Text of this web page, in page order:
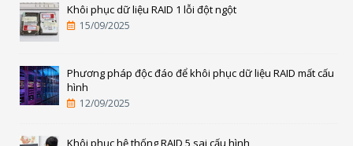
Khôi phục dữ liệu RAID 1 lỗi đột ngột
15/09/2025
Phương pháp độc đáo để khôi phục dữ liệu RAID mất cấu
hình
12/09/2025
Khôi phục hệ thống RAID 5 sai cấu hình